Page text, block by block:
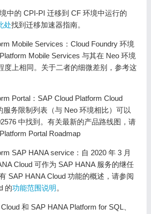
中的 CPI-PI 迁移到 CF 环境中运行的
处找到迁移加速器指南。
Mobile Services：Cloud Foundry 环境
Mobile Services 与其在 Neo 环境
度上相同。关于二者的细微差别，参考这
Portal：SAP Cloud Platform Cloud
服务限制列表（与 Neo 环境相比）可以
中找到。有关最新的产品路线图，请
Portal Roadmap
SAP HANA service：自 2020 年 3 月
Cloud 可作为 SAP HANA 服务的继任
SAP HANA Cloud 功能的概述，请参阅
的功能范围说明。
和 SAP HANA Platform for SQL、